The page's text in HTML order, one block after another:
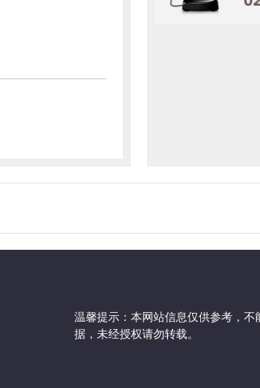
温馨提示：本网站信息仅供参考，不
据，未经授权请勿转载。